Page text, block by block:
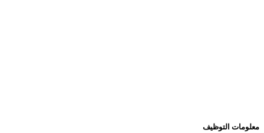
معلومات التوظيف